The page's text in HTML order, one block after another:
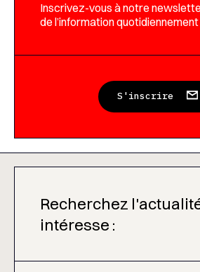
Inscrivez-vous à notre
de l’information quotidiennement
S'inscrire
Recherchez
intéresse :